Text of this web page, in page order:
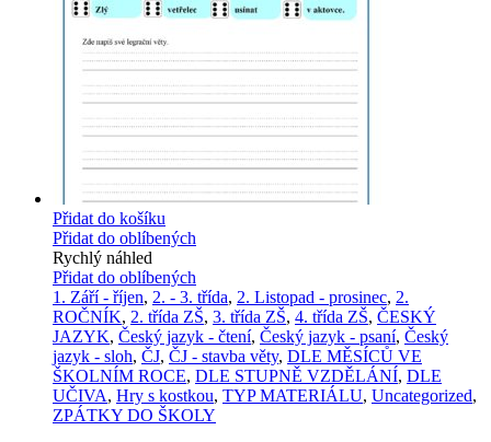
Přidat do košíku
Přidat do oblíbených
Rychlý náhled
Přidat do oblíbených
1. Září - říjen, 2. - 3. třída, 2. Listopad - prosinec, 2.
ROČNÍK, 2. třída ZŠ, 3. třída ZŠ, 4. třída ZŠ, ČESKÝ
JAZYK, Český jazyk - čtení, Český jazyk - psaní, Český
jazyk - sloh, ČJ, ČJ - stavba věty, DLE MĚSÍCŮ VE
ŠKOLNÍM ROCE, DLE STUPNĚ VZDĚLÁNÍ, DLE
UČIVA, Hry s kostkou, TYP MATERIÁLU, Uncategorized,
ZPÁTKY DO ŠKOLY